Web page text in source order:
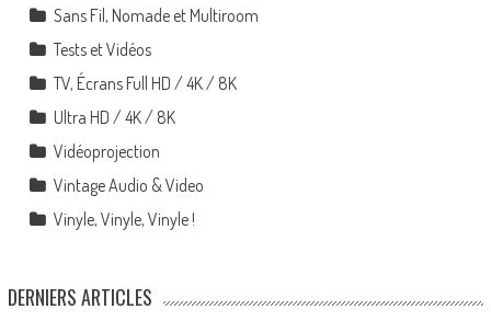
Sans Fil, Nomade et Multiroom
Tests et Vidéos
TV, Écrans Full HD / 4K / 8K
Ultra HD / 4K / 8K
Vidéoprojection
Vintage Audio & Video
Vinyle, Vinyle, Vinyle !
DERNIERS ARTICLES